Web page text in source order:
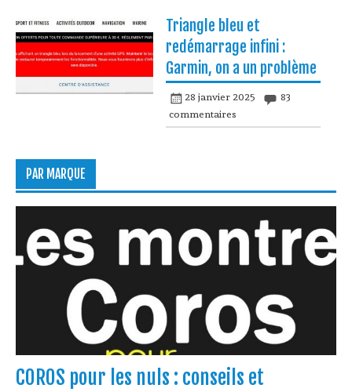
Triangle bleu et
redémarrage infini :
Garmin, on a un problème
28 janvier 2025
83
commentaires
PAR MARQUE
COROS pour les nuls : conseils et